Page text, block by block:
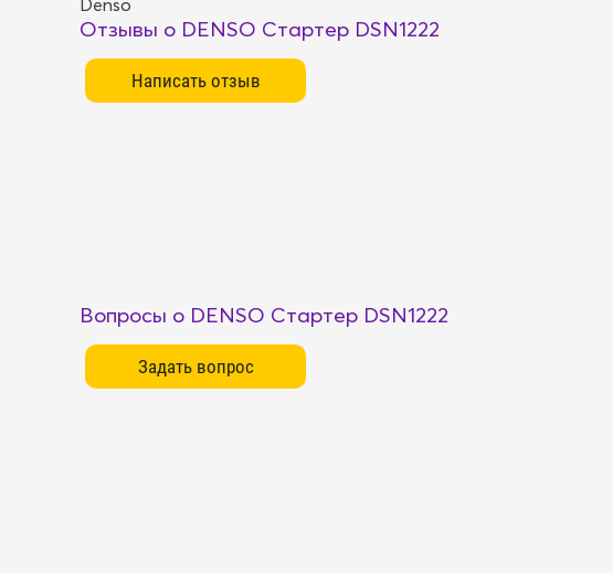
Отзывы о DENSO Стартер DSN1222
Вопросы о DENSO Стартер DSN1222